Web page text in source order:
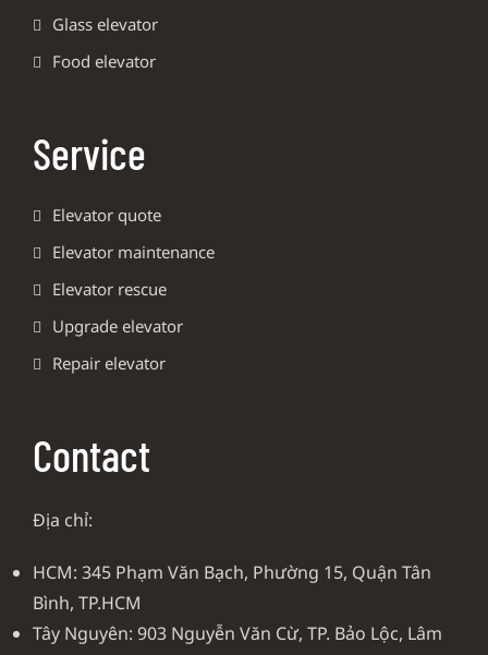
Glass elevator
Food elevator
Service
Elevator quote
Elevator maintenance
Elevator rescue
Upgrade elevator
Repair elevator
Contact
Địa chỉ:
HCM: 345 Phạm Văn Bạch, Phường 15, Quận Tân
Bình, TP.HCM
Tây Nguyên: 903 Nguyễn Văn Cừ, TP. Bảo Lộc, Lâm